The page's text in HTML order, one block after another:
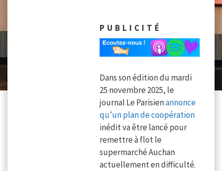
PUBLICITÉ
Dans son édition du mardi
25 novembre 2025, le
journal Le Parisienannonce
qu’un plan de coopération
inédit va être lancé pour
remettre à flot le
supermarché Auchan
actuellement en difficulté.